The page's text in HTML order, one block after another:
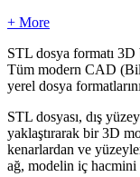
+ More
STL dosya formatı 3D
Tüm modern CAD (
yerel dosya formatlarını
STL dosyası, dış yü
yaklaştırarak bir 3D
kenarlardan ve yü
ağ, modelin iç hacmini